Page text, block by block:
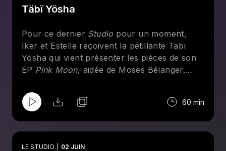
Täbï Yösha
Pour ce dernier Studio pour un moment,
Iker et Estelle reçoivent la pétillante Täbï
Yösha qui vient présenter les pièces de son
EP Pink Moon, aidée de Moses Bélanger.
de son EP à l'Idéal le 11 juin, de son passage
à l'émission
Quel Talent!
et de vivre une
roses du printemps.
60 min
LE STUDIO 02 JUIN